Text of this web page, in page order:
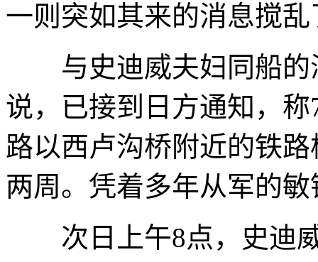
一则突如其来的消息搅乱
与史迪威夫妇同船的
说，已接到日方通知，
路以西卢沟桥附近的铁
两周。凭着多年从军的
次日上午8点，史迪威